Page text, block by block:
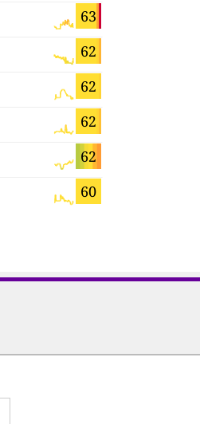
63
62
62
62
62
60